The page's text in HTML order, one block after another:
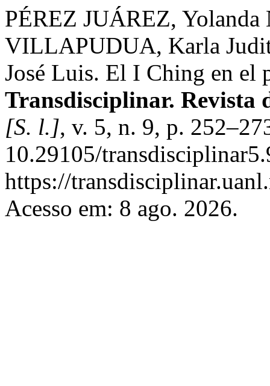
PÉREZ JUÁREZ,
VILLAPUDUA, Karla
José Luis. El I Ching en el
Transdisciplinar. Revista
[S. l.], v. 5, n. 9, p.
10.29105/
https://
Acesso em: 8 ago. 2026.